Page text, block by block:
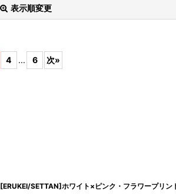
表示順変更
4 ... 6 次»
[ERUKEI/SETTAN]ホワイト×ピンク・フラワープリ